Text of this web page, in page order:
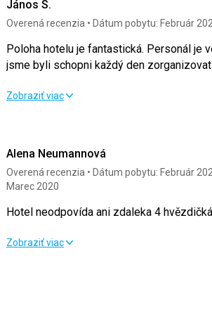
János S.
Overená recenzia Dátum pobytu: Február
Poloha hotelu je fantastická. Personál je
jsme byli schopni každý den
Poloha hotelu je fantastická. Personál je
Ubytovanie 5,0
Pláž
ale při hlubším plavání často silný.
Zobraziť viac
Alena Neumannová
Overená recenzia Dátum pobytu: Február
Marec 2020
Hotel neodpovída ani zdaleka 4
Hotel neodpovída ani zdaleka 4
Zobraziť viac